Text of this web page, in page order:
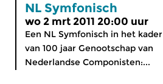
NL Symfonisch
wo 2 mrt 2011 20:00 uur
Een NL Symfonisch in het kader
van 100 jaar Genootschap van
Nederlandse Componisten:...